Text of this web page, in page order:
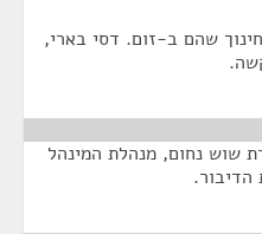
שהם ב-זום. דסי בארי,
שוש נחום, מנהלת המינהל
הדיבור.